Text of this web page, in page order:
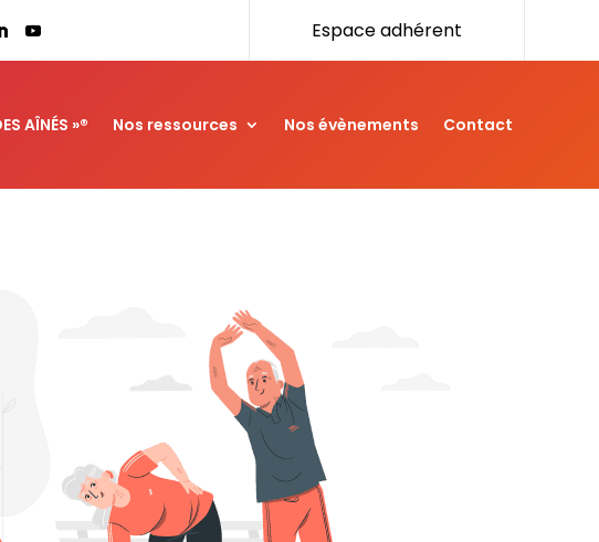
Espace adhérent
AÎNÉS »® Nos ressources Nos évènements Contact